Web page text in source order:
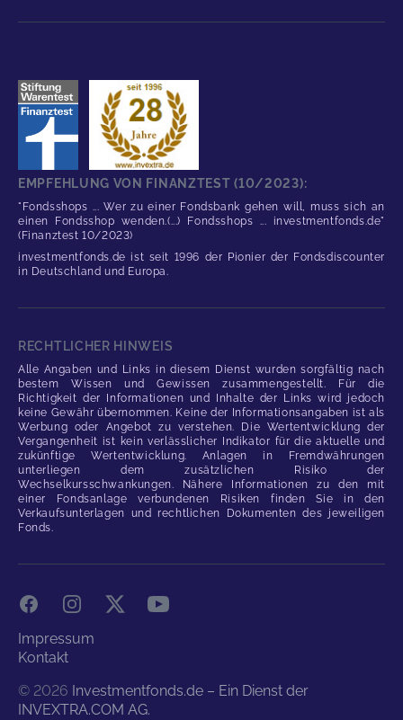
EMPFEHLUNG VON FINANZTEST (10/2023):
"Fondsshops ... Wer zu einer Fondsbank gehen will, muss sich an
einen Fondsshop wenden.(...) Fondsshops ... investmentfonds.de"
(Finanztest 10/2023)
investmentfonds.de ist seit 1996 der Pionier der Fondsdiscounter
in Deutschland und Europa.
RECHTLICHER HINWEIS
Alle Angaben und Links in diesem Dienst wurden sorgfältig nach
bestem Wissen und Gewissen zusammengestellt. Für die
Richtigkeit der Informationen und Inhalte der Links wird jedoch
keine Gewähr übernommen. Keine der Informationsangaben ist als
Werbung oder Angebot zu verstehen. Die Wertentwicklung der
Vergangenheit ist kein verlässlicher Indikator für die aktuelle und
zukünftige Wertentwicklung. Anlagen in Fremdwährungen
unterliegen dem zusätzlichen Risiko der
Wechselkursschwankungen. Nähere Informationen zu den mit
einer Fondsanlage verbundenen Risiken finden Sie in den
Verkaufsunterlagen und rechtlichen Dokumenten des jeweiligen
Fonds.
FacebookInstagram
X YouTube
© 2026 Investmentfonds.de – Ein Dienst der
INVEXTRA.COM AG.
Impressum
Kontakt